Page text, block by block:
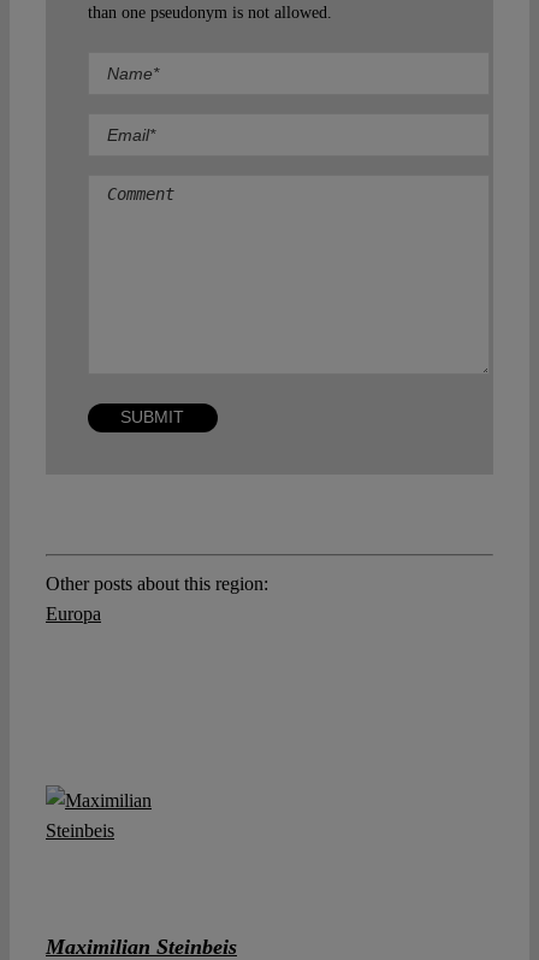
than one pseudonym is not allowed.
Other posts about this region:
Europa
Maximilian Steinbeis